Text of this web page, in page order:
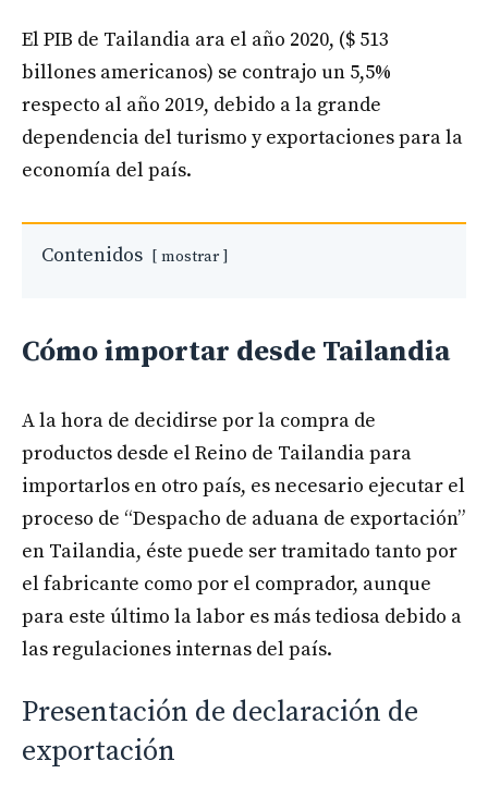
El PIB de Tailandia ara el año 2020, ($ 513
billones americanos) se contrajo un 5,5%
respecto al año 2019, debido a la grande
dependencia del turismo y exportaciones para la
economía del país.
Contenidos mostrar
Cómo importar desde Tailandia
A la hora de decidirse por la compra de
productos desde el Reino de Tailandia para
importarlos en otro país, es necesario ejecutar el
proceso de “Despacho de aduana de exportación”
en Tailandia, éste puede ser tramitado tanto por
el fabricante como por el comprador, aunque
para este último la labor es más tediosa debido a
las regulaciones internas del país.
Presentación de declaración de
exportación